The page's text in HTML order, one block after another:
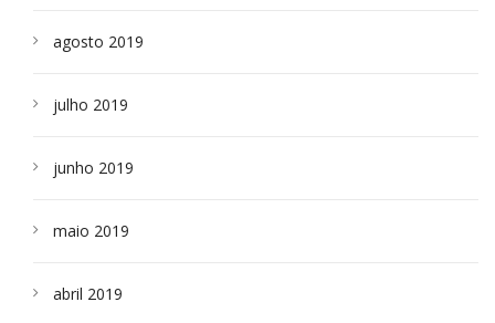
agosto 2019
julho 2019
junho 2019
maio 2019
abril 2019